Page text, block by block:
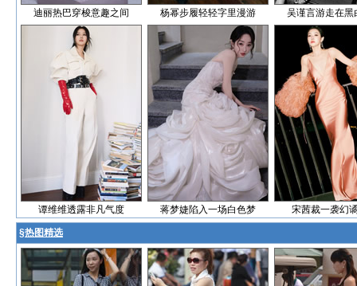
迪丽热巴穿梭意趣之间 杨幂步履轻轻字里漫游 吴谨言游走在黑
谭维维透露非凡气度 蒋梦婕陷入一场白色梦 宋茜裁一袭幻
§热图精选